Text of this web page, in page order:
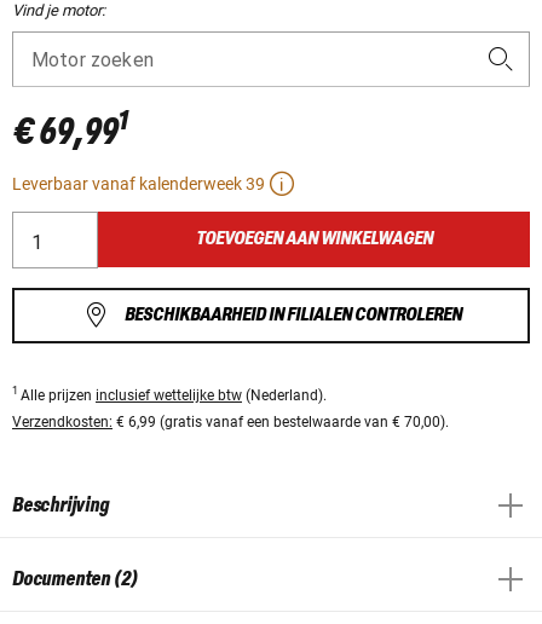
Vind je motor:
Motor zoeken
€ 69,991
Leverbaar vanaf kalenderweek 39
TOEVOEGEN AAN WINKELWAGEN
BESCHIKBAARHEID IN FILIALEN CONTROLEREN
1 Alle prijzen inclusief wettelijke btw (Nederland).
Verzendkosten: € 6,99 (gratis vanaf een bestelwaarde van € 70,00).
Beschrijving
Documenten (2)